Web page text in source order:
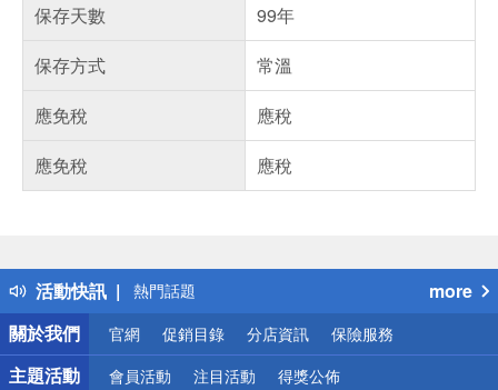
保存天數
99年
保存方式
常溫
應免稅
應稅
應免稅
應稅
活動快訊
得獎公告
熱門話題
銀行優惠
偏遠地區配送
詐騙網頁！請小心！
more
關於我們
官網 促銷目錄 分店資訊 保險服務
主題活動 會員活動 注目活動 得獎公佈